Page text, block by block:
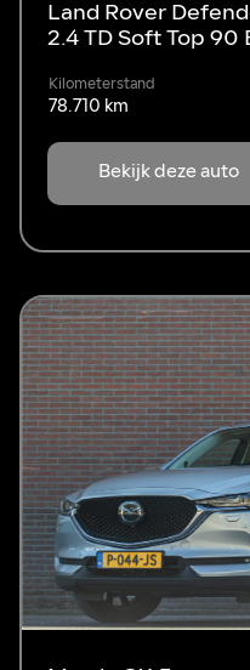
Land Rover
2.4 TD Soft Top 90
Kilometerstand
78.710 km
Bekijk deze auto